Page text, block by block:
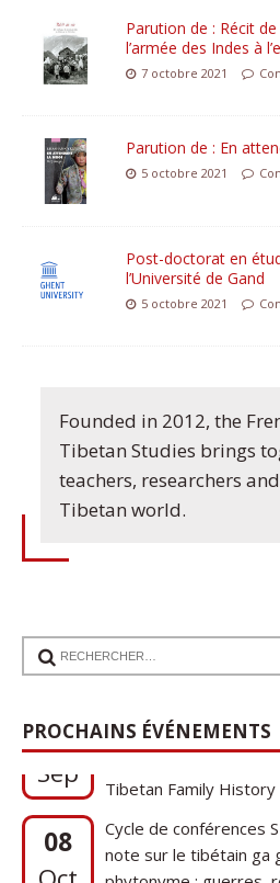
Parution de : Récit
l’armée des Indes à
7 octobre 2021
Parution de : En
5 octobre 2021
Post-doctorat en
l’Université de Gand
5 octobre 2021
Founded in 2012, the
Tibetan Studies brings
teachers, researchers
Tibetan world.
PROCHAINS ÉVÉNEMENTS
Sep
1920s Tibet to 21st-
08
Oct
Cycle de conférences
note sur le tibétain ga
phytonyme : guerres,